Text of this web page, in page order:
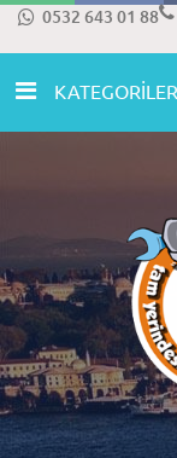
0532 643 01 88
KATEGORİLER